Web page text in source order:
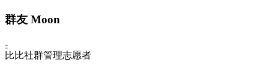
群友 Moon
-
比比社群管理志愿者